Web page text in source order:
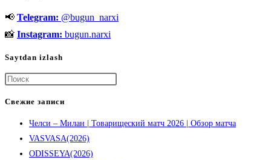
📢 Telegram: @bugun_narxi
📸 Instagram: bugun.narxi
Saytdan izlash
чтобы
Свежие записи
Челси – Милан | Товарищеский матч 2026 | Обзор матча
VASVASA(2026)
ODISSEYA(2026)